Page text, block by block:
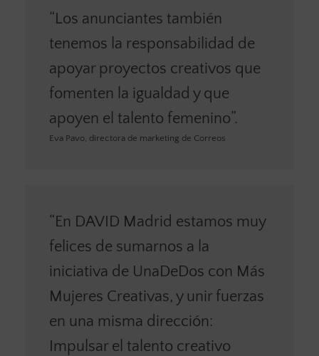
“Los anunciantes también
tenemos la responsabilidad de
apoyar proyectos creativos que
fomenten la igualdad y que
apoyen el talento femenino”.
Eva Pavo, directora de marketing de Correos
“En DAVID Madrid estamos muy
felices de sumarnos a la
iniciativa de UnaDeDos con Más
Mujeres Creativas, y unir fuerzas
en una misma dirección:
Impulsar el talento creativo